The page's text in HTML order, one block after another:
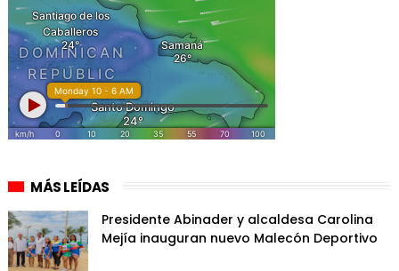
MÁS LEÍDAS
Presidente Abinader y alcaldesa Carolina
Mejía inauguran nuevo Malecón Deportivo